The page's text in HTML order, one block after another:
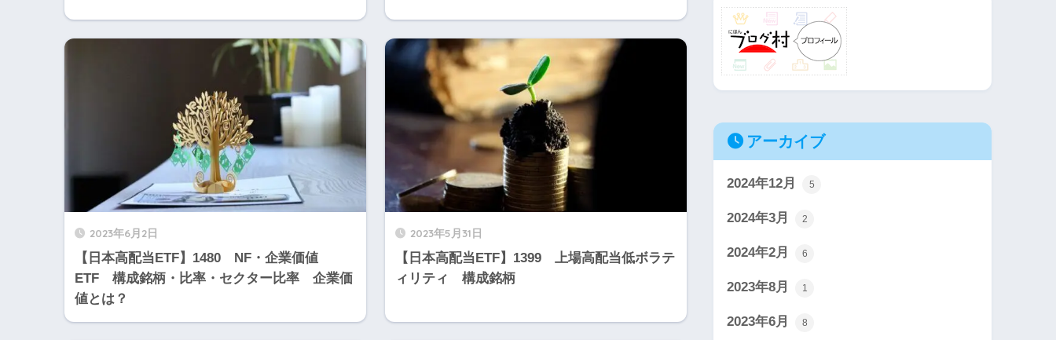
2023年6月2日
【日本高配当ETF】1480 NF・企業価値
ETF 構成銘柄・比率・セクター比率 企業価
値とは？
2023年5月31日
【日本高配当ETF】1399 上場高配当低ボラテ
ィリティ 構成銘柄
アーカイブ
2024年12月 5
2024年3月 2
2024年2月 6
2023年8月 1
2023年6月 8